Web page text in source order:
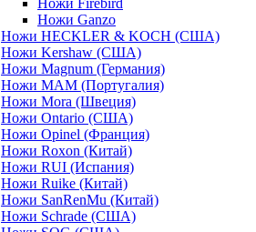
Ножи Ganzo
Ножи HECKLER & KOCH (США)
Ножи Kershaw (США)
Ножи Magnum (Германия)
Ножи MAM (Португалия)
Ножи Mora (Швеция)
Ножи Ontario (США)
Ножи Opinel (Франция)
Ножи Roxon (Китай)
Ножи RUI (Испания)
Ножи Ruike (Китай)
Ножи SanRenMu (Китай)
Ножи Schrade (США)